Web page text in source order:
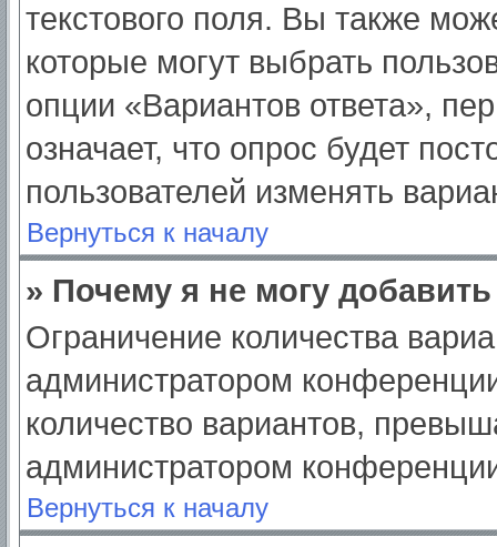
текстового поля. Вы также
которые могут выбрать
опции «Вариантов ответа»,
означает, что опрос будет
пользователей изменять
Вернуться к началу
» Почему я не могу
Ограничение количества
администратором
количество вариантов,
администратором
Вернуться к началу